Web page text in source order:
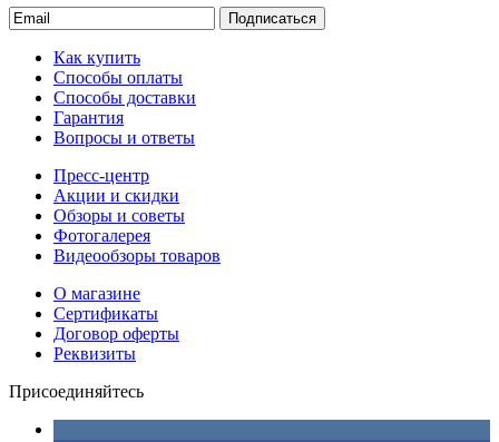
Подписаться
Как купить
Способы оплаты
Способы доставки
Гарантия
Вопросы и ответы
Пресс-центр
Акции и скидки
Обзоры и советы
Фотогалерея
Видеообзоры товаров
О магазине
Сертификаты
Договор оферты
Реквизиты
Присоединяйтесь